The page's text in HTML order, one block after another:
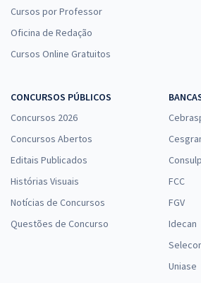
Cursos por Professor
Oficina de Redação
Cursos Online Gratuitos
CONCURSOS PÚBLICOS
Concursos 2026
Concursos Abertos
Editais Publicados
Histórias Visuais
Notícias de Concursos
Questões de Concurso
FCC
FGV
Idecan
Uniase